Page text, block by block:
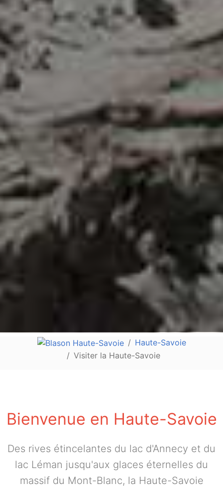
Haute-Savoie
Visiter la Haute-Savoie
Bienvenue en Haute-Savoie
Des rives étincelantes du lac d'Annecy et du
lac Léman jusqu'aux glaces éternelles du
massif du Mont-Blanc, la Haute-Savoie